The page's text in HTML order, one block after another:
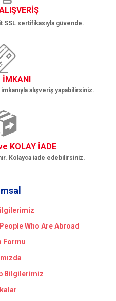
SSL sertifikasıyla güvende.
İMKANI
alışveriş yapabilirsiniz.
KOLAY İADE
Kolayca iade edebilirsiniz.
Who Are Abroad
Formu
Bilgilerimiz